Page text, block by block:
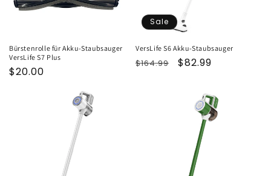
Bürstenrolle für Akku-Staubsauger
VersLife S7 Plus
Normaler
$20.00
Sale
VersLife S6 Akku-Staubsauger
Normaler
$164.99 Verkaufspreis
$82.99